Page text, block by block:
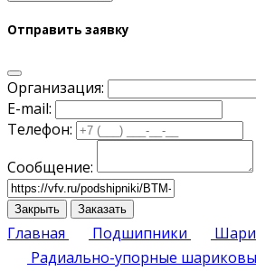
Отправить заявку
Организация:
E-mail:
Телефон:
Сообщение:
Закрыть Заказать
Главная Подшипники
Радиально-упорные